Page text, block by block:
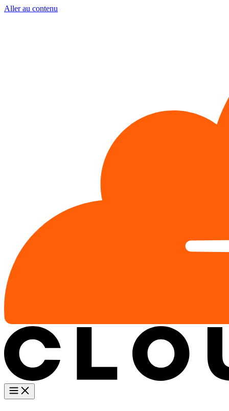
Aller au contenu